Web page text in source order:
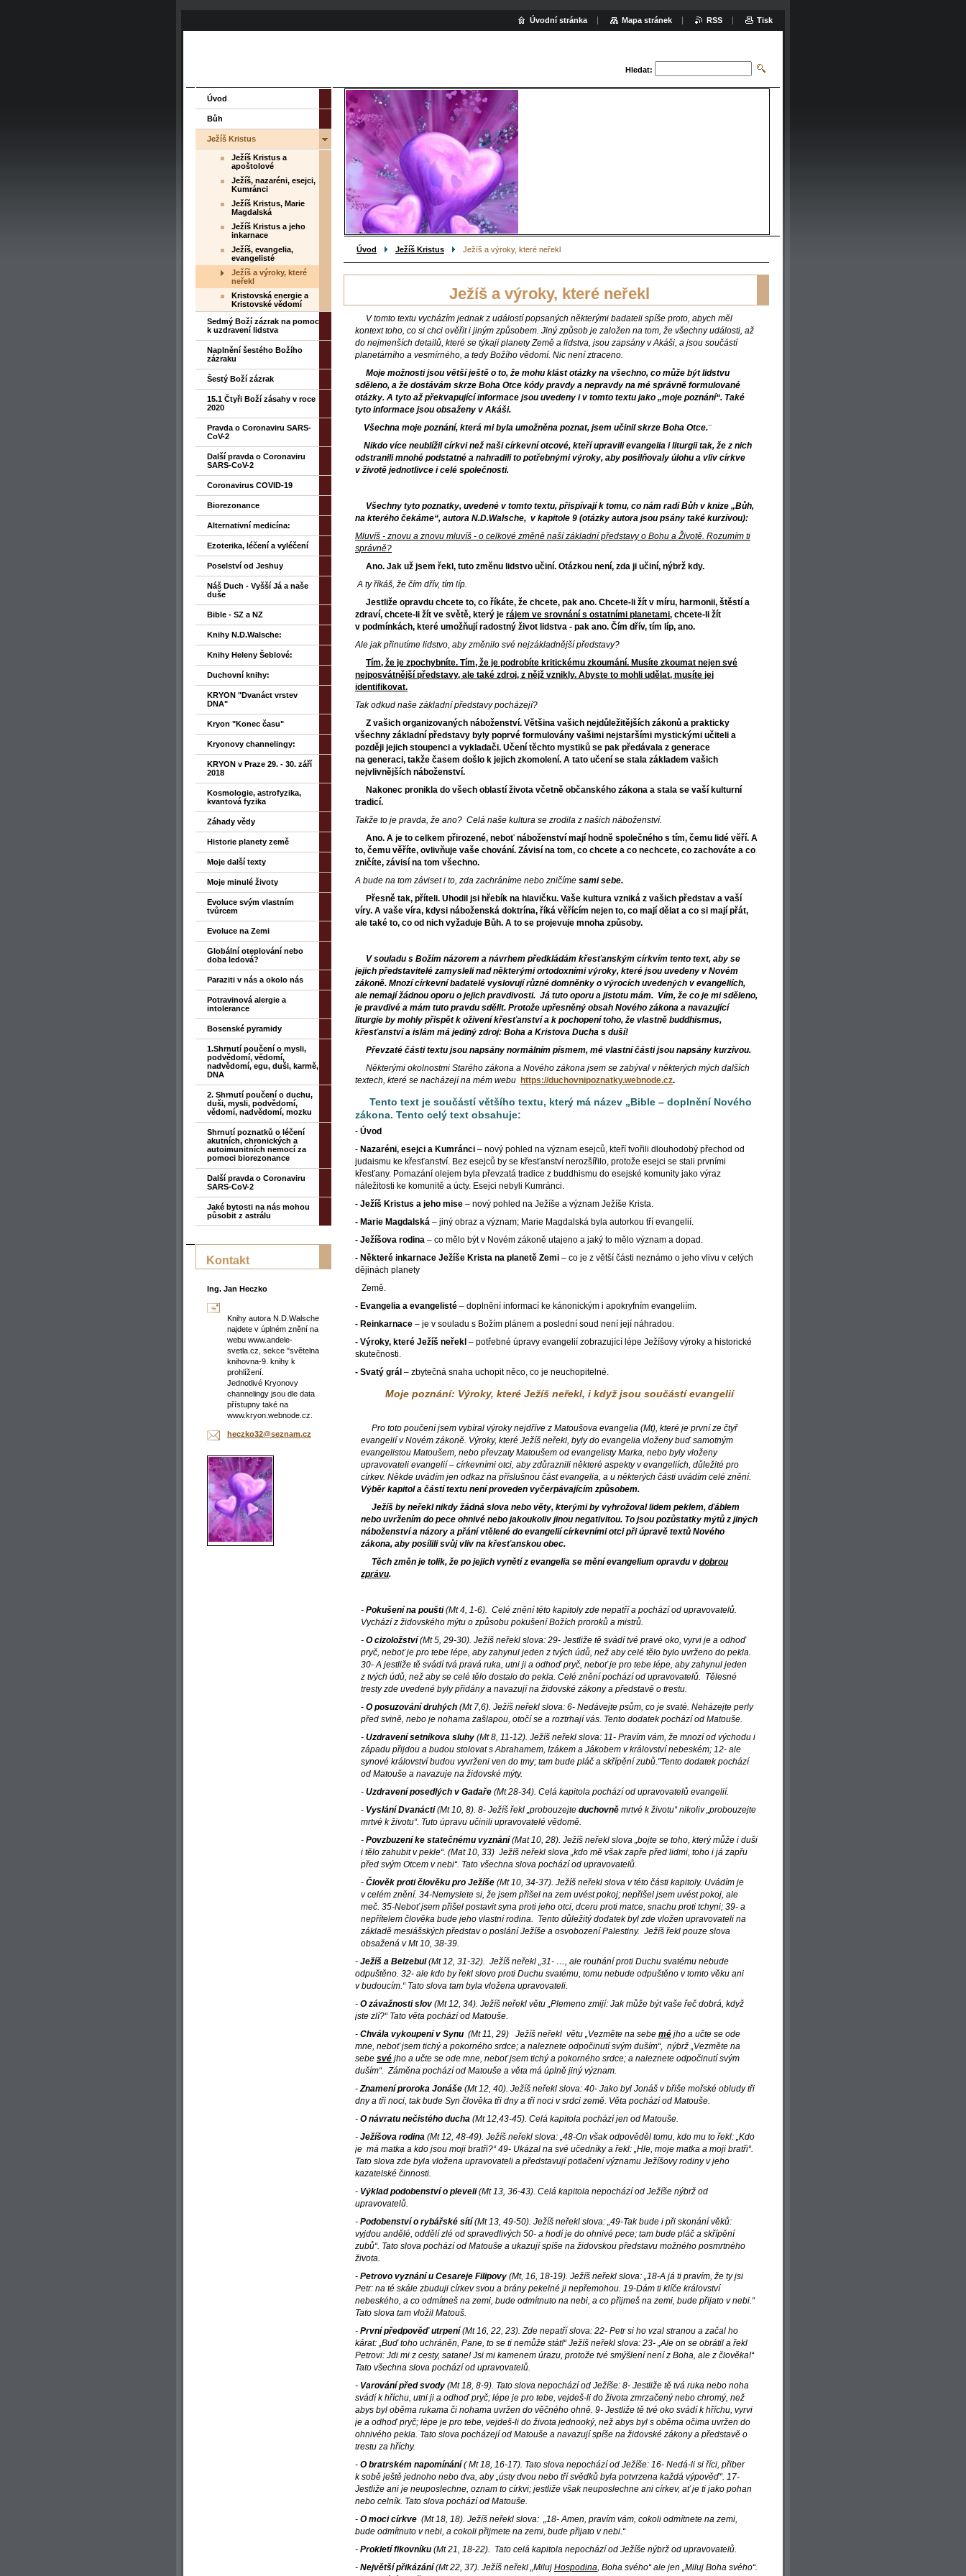
Hledat:
Úvod Ježíš Kristus Ježíš a výroky, které neřekl
Ježíš a výroky, které neřekl
V tomto textu vycházím jednak z událostí popsaných některými badateli spíše proto, abych měl
kontext toho, co si chci ověřit i jiným způsobem. Jiný způsob je založen na tom, že všechny události, až
do nejmenších detailů, které se týkají planety Země a lidstva, jsou zapsány v Akáši, a jsou součástí
planetárního a vesmírného, a tedy Božího vědomí. Nic není ztraceno.
Moje možnosti jsou větší ještě o to, že mohu klást otázky na všechno, co může být lidstvu
sděleno, a že dostávám skrze Boha Otce kódy pravdy a nepravdy na mé správně formulované
otázky. A tyto až překvapující informace jsou uvedeny i v tomto textu jako „moje poznání“. Také
tyto informace jsou obsaženy v Akáši.
Všechna moje poznání, která mi byla umožněna poznat, jsem učinil skrze Boha Otce.¨
Nikdo více neublížil církvi než naši církevní otcové, kteří upravili evangelia i liturgii tak, že z nich
odstranili mnohé podstatné a nahradili to potřebnými výroky, aby posilňovaly úlohu a vliv církve
v životě jednotlivce i celé společnosti.
Všechny tyto poznatky, uvedené v tomto textu, přispívají k tomu, co nám radí Bůh v knize „Bůh,
na kterého čekáme“, autora N.D.Walsche, v kapitole 9 (otázky autora jsou psány také kurzívou):
Mluvíš - znovu a znovu mluvíš - o celkové změně naší základní představy o Bohu a Životě. Rozumím ti
správně?
Ano. Jak už jsem řekl, tuto změnu lidstvo učiní. Otázkou není, zda ji učiní, nýbrž kdy.
A ty říkáš, že čím dřív, tím líp.
Jestliže opravdu chcete to, co říkáte, že chcete, pak ano. Chcete-li žít v míru, harmonii, štěstí a
zdraví, chcete-li žít ve světě, který je rájem ve srovnání s ostatními planetami, chcete-li žít
v podmínkách, které umožňují radostný život lidstva - pak ano. Čím dřív, tím líp, ano.
Ale jak přinutíme lidstvo, aby změnilo své nejzákladnější představy?
Tím, že je zpochybníte. Tím, že je podrobíte kritickému zkoumání. Musíte zkoumat nejen své
nejposvátnější představy, ale také zdroj, z nějž vznikly. Abyste to mohli udělat, musíte jej
identifikovat.
Tak odkud naše základní představy pocházejí?
Z vašich organizovaných náboženství. Většina vašich nejdůležitějších zákonů a prakticky
všechny základní představy byly poprvé formulovány vašimi nejstaršími mystickými učiteli a
později jejich stoupenci a vykladači. Učení těchto mystiků se pak předávala z generace
na generaci, takže časem došlo k jejich zkomolení. A tato učení se stala základem vašich
nejvlivnějších náboženství.
Nakonec pronikla do všech oblastí života včetně občanského zákona a stala se vaší kulturní
tradicí.
Takže to je pravda, že ano? Celá naše kultura se zrodila z našich náboženství.
Ano. A je to celkem přirozené, neboť náboženství mají hodně společného s tím, čemu lidé věří. A
to, čemu věříte, ovlivňuje vaše chování. Závisí na tom, co chcete a co nechcete, co zachováte a co
zničíte, závisí na tom všechno.
A bude na tom záviset i to, zda zachráníme nebo zničíme sami sebe.
Přesně tak, příteli. Uhodil jsi hřebík na hlavičku. Vaše kultura vzniká z vašich představ a vaší
víry. A vaše víra, kdysi náboženská doktrína, říká věřícím nejen to, co mají dělat a co si mají přát,
ale také to, co od nich vyžaduje Bůh. A to se projevuje mnoha způsoby.
V souladu s Božím názorem a návrhem předkládám křesťanským církvím tento text, aby se
jejich představitelé zamysleli nad některými ortodoxními výroky, které jsou uvedeny v Novém
zákoně. Mnozí církevní badatelé vyslovují různé domněnky o výrocích uvedených v evangeliích,
ale nemají žádnou oporu o jejich pravdivosti. Já tuto oporu a jistotu mám. Vím, že co je mi sděleno,
je pravdivé a mám tuto pravdu sdělit. Protože upřesněný obsah Nového zákona a navazující
liturgie by mohly přispět k oživení křesťanství a k pochopení toho, že vlastně buddhismus,
křesťanství a islám má jediný zdroj: Boha a Kristova Ducha s duší!
Převzaté části textu jsou napsány normálním písmem, mé vlastní části jsou napsány kurzívou.
Některými okolnostmi Starého zákona a Nového zákona jsem se zabýval v některých mých dalších
textech, které se nacházejí na mém webu https://duchovnipoznatky.webnode.cz.
Tento text je součástí většího textu, který má název „Bible – doplnění Nového
zákona. Tento celý text obsahuje:
- Úvod
- Nazaréni, esejci a Kumránci – nový pohled na význam esejců, kteří tvořili dlouhodobý přechod od
judaismu ke křesťanství. Bez esejců by se křesťanství nerozšířilo, protože esejci se stali prvními
křesťany. Pomazání olejem byla převzatá tradice z buddhismu do esejské komunity jako výraz
náležitosti ke komunitě a úcty. Esejci nebyli Kumránci.
- Ježíš Kristus a jeho mise – nový pohled na Ježíše a význam Ježíše Krista.
- Marie Magdalská – jiný obraz a význam; Marie Magdalská byla autorkou tří evangelií.
- Ježíšova rodina – co mělo být v Novém zákoně utajeno a jaký to mělo význam a dopad.
- Některé inkarnace Ježíše Krista na planetě Zemi – co je z větší části neznámo o jeho vlivu v celých
dějinách planety
Země.
- Evangelia a evangelisté – doplnění informací ke kánonickým i apokryfním evangeliím.
- Reinkarnace – je v souladu s Božím plánem a poslední soud není její náhradou.
- Výroky, které Ježíš neřekl – potřebné úpravy evangelií zobrazující lépe Ježíšovy výroky a historické
skutečnosti.
- Svatý grál – zbytečná snaha uchopit něco, co je neuchopitelné.
Moje poznání: Výroky, které Ježíš neřekl, i když jsou součástí evangelií
Pro toto poučení jsem vybíral výroky nejdříve z Matoušova evangelia (Mt), které je první ze čtyř
evangelií v Novém zákoně. Výroky, které Ježíš neřekl, byly do evangelia vloženy buď samotným
evangelistou Matoušem, nebo převzaty Matoušem od evangelisty Marka, nebo byly vloženy
upravovateli evangelií – církevními otci, aby zdůraznili některé aspekty v evangeliích, důležité pro
církev. Někde uvádím jen odkaz na příslušnou část evangelia, a u některých části uvádím celé znění.
Výběr kapitol a částí textu není proveden vyčerpávajícím způsobem.
Ježíš by neřekl nikdy žádná slova nebo věty, kterými by vyhrožoval lidem peklem, ďáblem
nebo uvržením do pece ohnivé nebo jakoukoliv jinou negativitou. To jsou pozůstatky mýtů z jiných
náboženství a názory a přání vtělené do evangelií církevními otci při úpravě textů Nového
zákona, aby posílili svůj vliv na křesťanskou obec.
Těch změn je tolik, že po jejich vynětí z evangelia se mění evangelium opravdu v dobrou
zprávu.
- Pokušení na poušti(Mt 4, 1-6). Celé znění této kapitoly zde nepatří a pochází od upravovatelů.
Vychází z židovského mýtu o způsobu pokušení Božích proroků a mistrů.
- O cizoložství(Mt 5, 29-30). Ježíš neřekl slova: 29- Jestliže tě svádí tvé pravé oko, vyrvi je a odhoď
pryč, neboť je pro tebe lépe, aby zahynul jeden z tvých údů, než aby celé tělo bylo uvrženo do pekla.
30- A jestliže tě svádí tvá pravá ruka, utni ji a odhoď pryč, neboť je pro tebe lépe, aby zahynul jeden
z tvých údů, než aby se celé tělo dostalo do pekla. Celé znění pochází od upravovatelů. Tělesné
tresty zde uvedené byly přidány a navazují na židovské zákony a představě o trestu.
- O posuzování druhých (Mt 7,6). Ježíš neřekl slova: 6- Nedávejte psům, co je svaté. Neházejte perly
před svině, nebo je nohama zašlapou, otočí se a roztrhají vás. Tento dodatek pochází od Matouše.
- Uzdravení setníkova sluhy (Mt 8, 11-12). Ježíš neřekl slova: 11- Pravím vám, že mnozí od východu i
západu přijdou a budou stolovat s Abrahamem, Izákem a Jákobem v království nebeském; 12- ale
synové království budou vyvrženi ven do tmy; tam bude pláč a skřípění zubů."Tento dodatek pochází
od Matouše a navazuje na židovské mýty.
- Uzdravení posedlých v Gadaře (Mt 28-34). Celá kapitola pochází od upravovatelů evangelií.
- Vyslání Dvanácti(Mt 10, 8). 8- Ježíš řekl „probouzejte duchovně mrtvé k životu“ nikoliv „probouzejte
mrtvé k životu“. Tuto úpravu učinili upravovatelé vědomě.
- Povzbuzení ke statečnému vyznání(Mat 10, 28). Ježíš neřekl slova „bojte se toho, který může i duši
i tělo zahubit v pekle“. (Mat 10, 33) Ježíš neřekl slova „kdo mě však zapře před lidmi, toho i já zapřu
před svým Otcem v nebi“. Tato všechna slova pochází od upravovatelů.
- Člověk proti člověku pro Ježíše (Mt 10, 34-37). Ježíš neřekl slova v této části kapitoly. Uvádím je
v celém znění. 34-Nemyslete si, že jsem přišel na zem uvést pokoj; nepřišel jsem uvést pokoj, ale
meč. 35-Neboť jsem přišel postavit syna proti jeho otci, dceru proti matce, snachu proti tchyni; 39- a
nepřítelem člověka bude jeho vlastní rodina. Tento důležitý dodatek byl zde vložen upravovateli na
základě mesiášských představ o poslání Ježíše a osvobození Palestiny. Ježíš řekl pouze slova
obsažená v Mt 10, 38-39.
- Ježíš a Belzebul(Mt 12, 31-32). Ježíš neřekl „31- …, ale rouhání proti Duchu svatému nebude
odpuštěno. 32- ale kdo by řekl slovo proti Duchu svatému, tomu nebude odpuštěno v tomto věku ani
v budoucím.“ Tato slova tam byla vložena upravovateli.
- O závažnosti slov (Mt 12, 34). Ježíš neřekl větu „Plemeno zmijí: Jak může být vaše řeč dobrá, když
jste zlí?“ Tato věta pochází od Matouše.
- Chvála vykoupení v Synu (Mt 11, 29) Ježíš neřekl větu „Vezměte na sebe mé jho a učte se ode
mne, neboť jsem tichý a pokorného srdce; a naleznete odpočinutí svým duším“, nýbrž „Vezměte na
sebe své jho a učte se ode mne, neboť jsem tichý a pokorného srdce; a naleznete odpočinutí svým
duším“. Záměna pochází od Matouše a věta má úplně jiný význam.
-Znamení proroka Jonáše (Mt 12, 40). Ježíš neřekl slova: 40- Jako byl Jonáš v břiše mořské obludy tři
dny a tři noci, tak bude Syn člověka tři dny a tři noci v srdci země. Věta pochází od Matouše.
- O návratu nečistého ducha (Mt 12,43-45). Celá kapitola pochází jen od Matouše.
- Ježíšova rodina (Mt 12, 48-49). Ježíš neřekl slova: „48-On však odpověděl tomu, kdo mu to řekl: „Kdo
je má matka a kdo jsou moji bratři?“ 49- Ukázal na své učedníky a řekl: „Hle, moje matka a moji bratři“.
Tato slova zde byla vložena upravovateli a představují potlačení významu Ježíšovy rodiny v jeho
kazatelské činnosti.
- Výklad podobenství o pleveli(Mt 13, 36-43). Celá kapitola nepochází od Ježíše nýbrž od
upravovatelů.
- Podobenství o rybářské sítí(Mt 13, 49-50). Ježíš neřekl slova: „49-Tak bude i při skonání věků:
vyjdou andělé, oddělí zlé od spravedlivých 50- a hodí je do ohnivé pece; tam bude pláč a skřípění
zubů“. Tato slova pochází od Matouše a ukazují spíše na židovskou představu možného posmrtného
života.
- Petrovo vyznání u Cesareje Filipovy (Mt, 16, 18-19). Ježíš neřekl slova: „18-A já ti pravím, že ty jsi
Petr: na té skále zbuduji církev svou a brány pekelné ji nepřemohou. 19-Dám ti klíče království
nebeského, a co odmítneš na zemi, bude odmítnuto na nebi, a co přijmeš na zemi, bude přijato v nebi.“
Tato slova tam vložil Matouš.
- První předpověď utrpení(Mt 16, 22, 23). Zde nepatří slova: 22- Petr si ho vzal stranou a začal ho
kárat: „Buď toho uchráněn, Pane, to se ti nemůže stát!“ Ježíš neřekl slova: 23- „Ale on se obrátil a řekl
Petrovi: Jdi mi z cesty, satane! Jsi mi kamenem úrazu, protože tvé smýšlení není z Boha, ale z člověka!“
Tato všechna slova pochází od upravovatelů.
- Varování před svody (Mt 18, 8-9). Tato slova nepochází od Ježíše: 8- Jestliže tě tvá ruka nebo noha
svádí k hříchu, utni ji a odhoď pryč; lépe je pro tebe, vejdeš-li do života zmrzačený nebo chromý, než
abys byl oběma rukama či nohama uvržen do věčného ohně. 9- Jestliže tě tvé oko svádí k hříchu, vyrvi
je a odhoď pryč; lépe je pro tebe, vejdeš-li do života jednooký, než abys byl s oběma očima uvržen do
ohnivého pekla. Tato slova pocházejí od Matouše a navazují spíše na židovské zákony a představě o
trestu za hříchy.
- O bratrském napomínání( Mt 18, 16-17). Tato slova nepochází od Ježíše: 16- Nedá-li si říci, přiber
k sobě ještě jednoho nebo dva, aby „ústy dvou nebo tří svědků byla potvrzena každá výpověď“. 17-
Jestliže ani je neuposlechne, oznam to církvi; jestliže však neuposlechne ani církev, ať je ti jako pohan
nebo celník. Tato slova pochází od Matouše.
- O moci církve (Mt 18, 18). Ježíš neřekl slova: „18- Amen, pravím vám, cokoli odmítnete na zemi,
bude odmítnuto v nebi, a cokoli přijmete na zemi, bude přijato v nebi.“
- Prokletí fikovníku (Mt 21, 18-22). Tato celá kapitola nepochází od Ježíše nýbrž od upravovatelů.
- Největší přikázání(Mt 22, 37). Ježíš neřekl „Miluj Hospodina, Boha svého“ ale jen „Miluj Boha svého“.
Úvod
Bůh
Ježíš Kristus
Ježíš Kristus a
apoštolové
Ježíš, nazaréni, esejci,
Kumránci
Ježíš Kristus, Marie
Magdalská
Ježíš Kristus a jeho
inkarnace
Ježíš, evangelia,
evangelisté
Ježíš a výroky, které
neřekl
Kristovská energie a
Kristovské vědomí
Sedmý Boží zázrak na pomoc
k uzdravení lidstva
Naplnění šestého Božího
zázraku
Šestý Boží zázrak
15.1 Čtyři Boží zásahy v roce
2020
Pravda o Coronaviru SARS-
CoV-2
Další pravda o Coronaviru
SARS-CoV-2
Coronavirus COVID-19
Biorezonance
Alternativní medicína:
Ezoterika, léčení a vyléčení
Poselství od Jeshuy
Náš Duch - Vyšší Já a naše
duše
Bible - SZ a NZ
Knihy N.D.Walsche:
Knihy Heleny Šeblové:
Duchovní knihy:
KRYON "Dvanáct vrstev
DNA"
Kryon "Konec času"
Kryonovy channelingy:
KRYON v Praze 29. - 30. září
2018
Kosmologie, astrofyzika,
kvantová fyzika
Záhady vědy
Historie planety země
Moje další texty
Moje minulé životy
Evoluce svým vlastním
tvůrcem
Evoluce na Zemi
Globální oteplování nebo
doba ledová?
Paraziti v nás a okolo nás
Potravinová alergie a
intolerance
Bosenské pyramidy
1.Shrnutí poučení o mysli,
podvědomí, vědomí,
nadvědomí, egu, duši, karmě,
DNA
2. Shrnutí poučení o duchu,
duši, mysli, podvědomí,
vědomí, nadvědomí, mozku
Shrnutí poznatků o léčení
akutních, chronických a
autoimunitních nemocí za
pomoci biorezonance
Další pravda o Coronaviru
SARS-CoV-2
Jaké bytosti na nás mohou
působit z astrálu
Kontakt
Ing. Jan Heczko
Knihy autora N.D.Walsche
najdete v úplném znění na
webu www.andele-
svetla.cz, sekce "světelna
knihovna-9. knihy k
prohlížení.
Jednotlivé Kryonovy
channelingy jsou dle data
přístupny také na
www.kryon.webnode.cz.
heczko32@seznam.cz
Úvodní stránka Mapa stránek RSS Tisk